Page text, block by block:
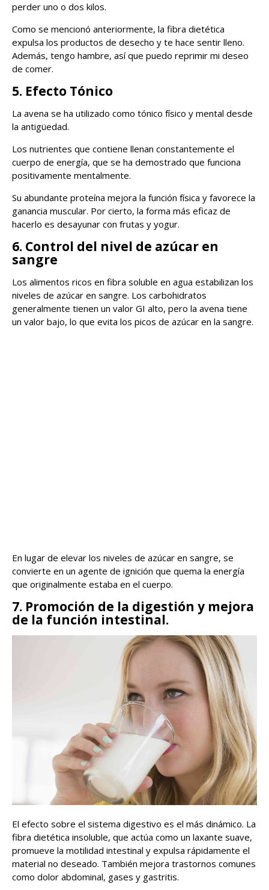
perder uno o dos kilos.
Como se mencionó anteriormente, la fibra dietética
expulsa los productos de desecho y te hace sentir lleno.
Además, tengo hambre, así que puedo reprimir mi deseo
de comer.
5. Efecto Tónico
La avena se ha utilizado como tónico físico y mental desde
la antigüedad.
Los nutrientes que contiene llenan constantemente el
cuerpo de energía, que se ha demostrado que funciona
positivamente mentalmente.
Su abundante proteína mejora la función física y favorece la
ganancia muscular. Por cierto, la forma más eficaz de
hacerlo es desayunar con frutas y yogur.
6. Control del nivel de azúcar en
sangre
Los alimentos ricos en fibra soluble en agua estabilizan los
niveles de azúcar en sangre. Los carbohidratos
generalmente tienen un valor GI alto, pero la avena tiene
un valor bajo, lo que evita los picos de azúcar en la sangre.
En lugar de elevar los niveles de azúcar en sangre, se
convierte en un agente de ignición que quema la energía
que originalmente estaba en el cuerpo.
7. Promoción de la digestión y mejora
de la función intestinal.
El efecto sobre el sistema digestivo es el más dinámico. La
fibra dietética insoluble, que actúa como un laxante suave,
promueve la motilidad intestinal y expulsa rápidamente el
material no deseado. También mejora trastornos comunes
como dolor abdominal, gases y gastritis.